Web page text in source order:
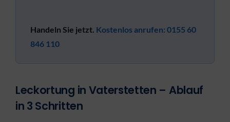
Handeln Sie jetzt. Kostenlos anrufen: 0155 60
846 110
Leckortung in Vaterstetten – Ablauf
in 3 Schritten